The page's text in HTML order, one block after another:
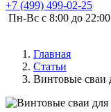
+7 (499) 499-02-25
Пн-Вс с 8:00 до 22:00
Главная
Статьи
Винтовые сваи